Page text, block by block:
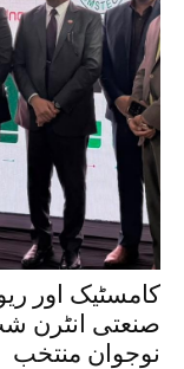
کامسٹیک اور
نوجوان منتخب